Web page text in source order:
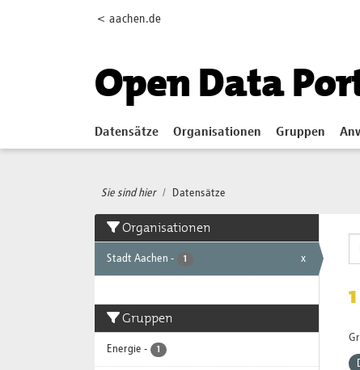
< aachen.de
Open Data
Datensätze Organisationen Gruppen
Sie sind hier Datensätze
Organisationen
Stadt Aachen - 1 x
Gruppen
Energie - 1